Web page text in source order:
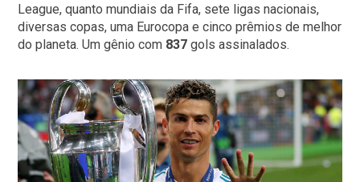
League, quanto mundiais da Fifa, sete ligas nacionais,
diversas copas, uma Eurocopa e cinco prêmios de melhor
do planeta. Um gênio com 837 gols assinalados.